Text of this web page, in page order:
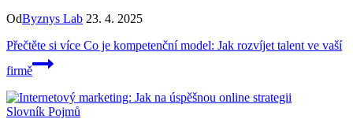
OdByznys Lab 23. 4. 2025
Přečtěte si více Co je kompetenční model: Jak rozvíjet talent ve vaší
firmě
Slovník Pojmů